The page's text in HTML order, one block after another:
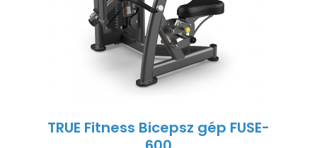
TRUE Fitness Bicepsz gép FUSE-